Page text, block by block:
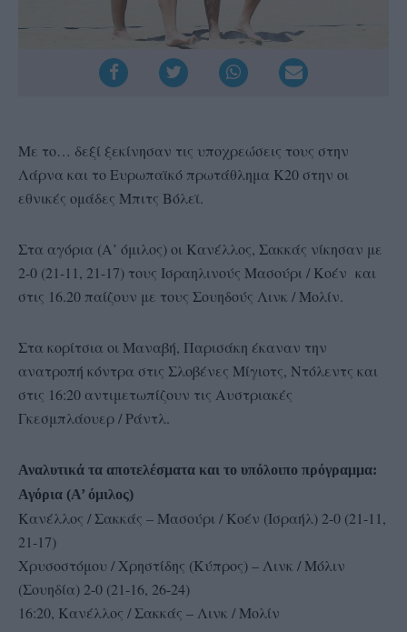
Mε το… δεξί ξεκίνησαν τις υποχρεώσεις τους στην
Λάρνα και το Ευρωπαϊκό πρωτάθλημα Κ20 στην οι
εθνικές ομάδες Μπιτς Βόλεϊ.
Στα αγόρια (Α’ όμιλος) οι Κανέλλος, Σακκάς νίκησαν με
2-0 (21-11, 21-17) τους Ισραηλινούς Μασούρι / Κοέν και
στις 16.20 παίζουν με τους Σουηδούς Λινκ / Μολίν.
Στα κορίτσια οι Μαναβή, Παρισάκη έκαναν την
ανατροπή κόντρα στις Σλοβένες Μίγιοτς, Ντόλεντς και
στις 16:20 αντιμετωπίζουν τις Αυστριακές
Γκεσμπλάουερ / Ράντλ.
Αναλυτικά τα αποτελέσματα και το υπόλοιπο πρόγραμμα:
Αγόρια (Α’ όμιλος)
Κανέλλος / Σακκάς – Μασούρι / Κοέν (Ισραήλ) 2-0 (21-11,
21-17)
Χρυσοστόμου / Χρηστίδης (Κύπρος) – Λινκ / Μόλιν
(Σουηδία) 2-0 (21-16, 26-24)
16:20, Κανέλλος / Σακκάς – Λινκ / Μολίν